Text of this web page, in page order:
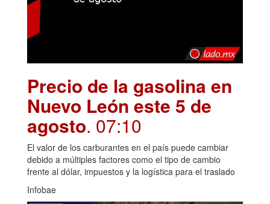
Precio de la gasolina en
Nuevo León este 5 de
agosto. 07:10
El valor de los carburantes en el país puede cambiar
debido a múltiples factores como el tipo de cambio
frente al dólar, impuestos y la logística para el traslado
Infobae